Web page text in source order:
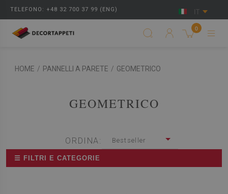
TELEFONO: +48 32 700 37 99 (ENG)
0
HOME / PANNELLI A PARETE / GEOMETRICO
GEOMETRICO
ORDINA: Bestseller
☰ FILTRI E CATEGORIE